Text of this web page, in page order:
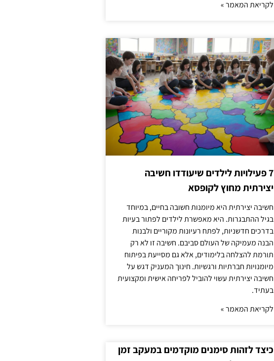
לקריאת המאמר »
7 פעילויות לילדים שיעודדו חשיבה
יצירתית מחוץ לקופסא
חשיבה יצירתית היא מיומנות חשובה בחיים, במיוחד
בגיל ההתבגרות. היא מאפשרת לילדים לפתור בעיות
בדרכים חדשניות, לפתח רעיונות מקוריים ולבנות
הבנה מעמיקה של העולם סביבם. חשיבה זו לא רק
תורמת להצלחה בלימודים, אלא גם מסייעת בפיתוח
מיומנויות חברתיות ורגשיות. חינוך המעניק דגש על
חשיבה יצירתית עשוי להוביל לפריחה אישית ומקצועית
בעתיד.
לקריאת המאמר »
כיצד לזהות סימנים מוקדמים במעקב זמן